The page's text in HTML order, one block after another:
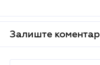
Залиште коментар